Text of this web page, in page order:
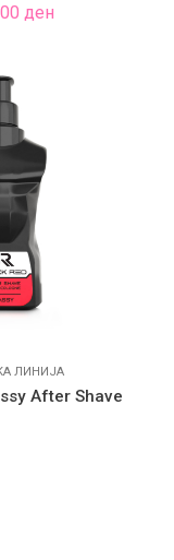
ден
ЛИНИЈА
After Shave